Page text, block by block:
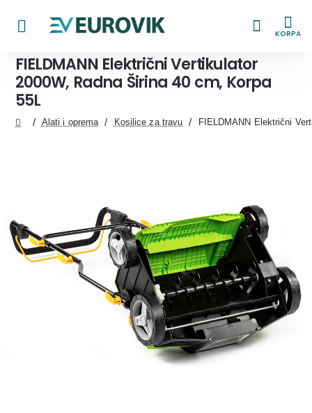
KORPA
FIELDMANN Električni Vertikulator
2000W, Radna Širina 40 cm, Korpa
55L
Alati i oprema Kosilice za travu FIELDMANN Električni